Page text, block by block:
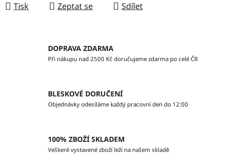
Tisk Zeptat se Sdílet
DOPRAVA ZDARMA
Při nákupu nad 2500 Kč doručujeme zdarma po celé ČR
BLESKOVÉ DORUČENÍ
Objednávky odesíláme každý pracovní den do 12:00
100% ZBOŽÍ SKLADEM
Veškeré vystavené zboží leží na našem skladě